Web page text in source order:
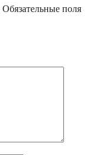
Обязательные поля